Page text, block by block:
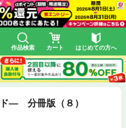
作品検索 カート はじめての方へ
― 分冊版（８）